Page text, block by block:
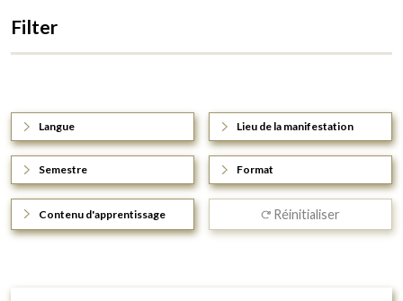
Filter
Langue Lieu de la manifestation
Semestre Format
Contenu d'apprentissage Réinitialiser